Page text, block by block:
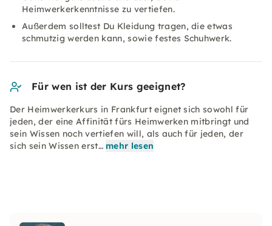
Heimwerkerkenntnisse zu vertiefen.
Außerdem solltest Du Kleidung tragen, die etwas
schmutzig werden kann, sowie festes Schuhwerk.
Für wen ist der Kurs geeignet?
Der Heimwerkerkurs in Frankfurt eignet sich sowohl für
jeden, der eine Affinität fürs Heimwerken mitbringt und
sein Wissen noch vertiefen will, als auch für jeden, der
sich sein Wissen erst… mehr lesen